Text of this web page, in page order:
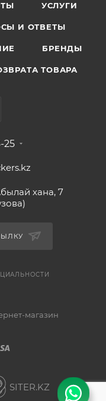
УСЛУГИ
И ОТВЕТЫ
БРЕНДЫ
ТОВАРА
25
хана, 7
магазин
SITER.KZ